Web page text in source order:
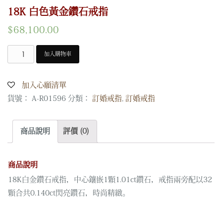
18K 白色黃金鑽石戒指
$68,100.00
色
金
數
加入購物車
加入心願清單
貨號： A-R01596 分類： 訂婚戒指 訂婚戒指
商品說明 評價 (0)
商品說明
18K白金鑽石戒指，中心鑲嵌1顆1.01ct鑽石，戒指兩旁配以32
顆合共0.140ct閃亮鑽石，時尚精緻。